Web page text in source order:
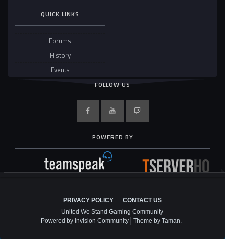
QUICK LINKS
Forums
History
Events
FOLLOW US
POWERED BY
PRIVACY POLICY
CONTACT US
United We Stand Gaming Community
Powered by Invision Community
Theme by Taman.